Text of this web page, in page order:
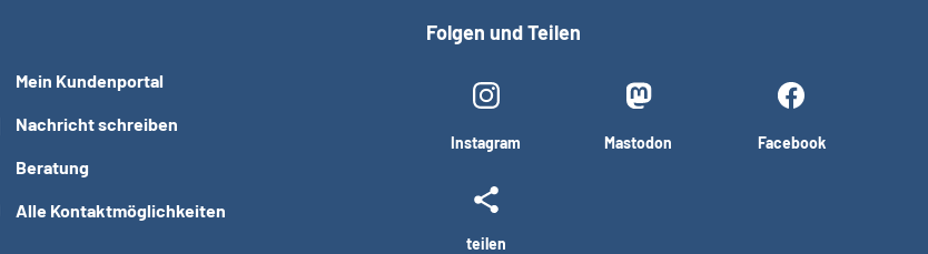
Mein Kundenportal
Nachricht schreiben
Beratung
Alle Kontaktmöglichkeiten
Folgen und Teilen
Instagram Mastodon Facebook
teilen